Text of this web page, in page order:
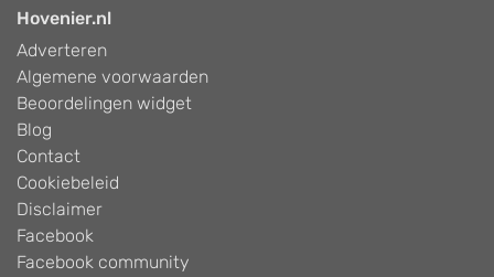
Hovenier.nl
Adverteren
Algemene voorwaarden
Beoordelingen widget
Blog
Contact
Cookiebeleid
Disclaimer
Facebook
Facebook community